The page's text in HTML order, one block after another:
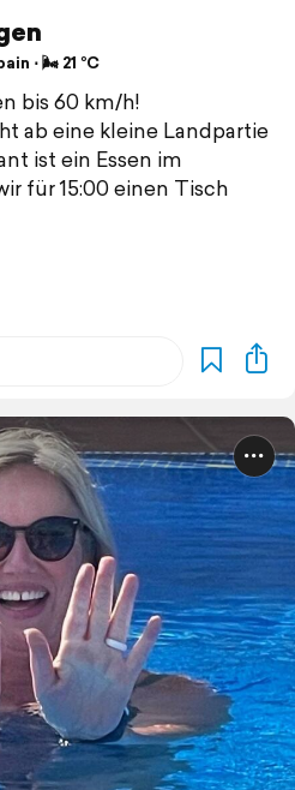
⋅ 🌬 21 °C
bis 60 km/h!
ab eine kleine Landpartie
ist ein Essen im
für 15:00 einen Tisch